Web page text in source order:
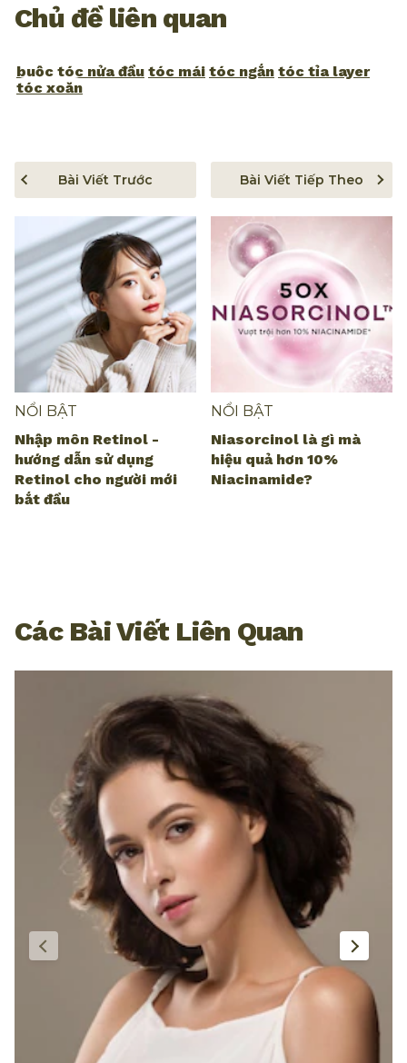
Chủ đề liên quan
buộc tóc nửa đầu tóc mái tóc ngắn tóc tỉa layer
tóc xoăn
NỔI BẬT
Nhập môn Retinol -
hướng dẫn sử dụng
Retinol cho người mới
bắt đầu
Bài Viết Trước
NỔI BẬT
Niasorcinol là gì mà
hiệu quả hơn 10%
Niacinamide?
Bài Viết Tiếp Theo
Các Bài Viết Liên Quan